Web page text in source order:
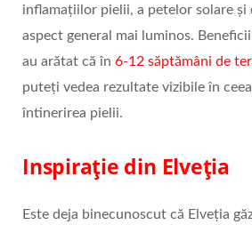
inflamațiilor pielii, a petelor solare
aspect general mai luminos.
au arătat că în 6-12 săptămâni de
puteți vedea rezultate vizibile în
întinerirea pielii.
Inspirație din Elveția
Este deja binecunoscut că Elveția